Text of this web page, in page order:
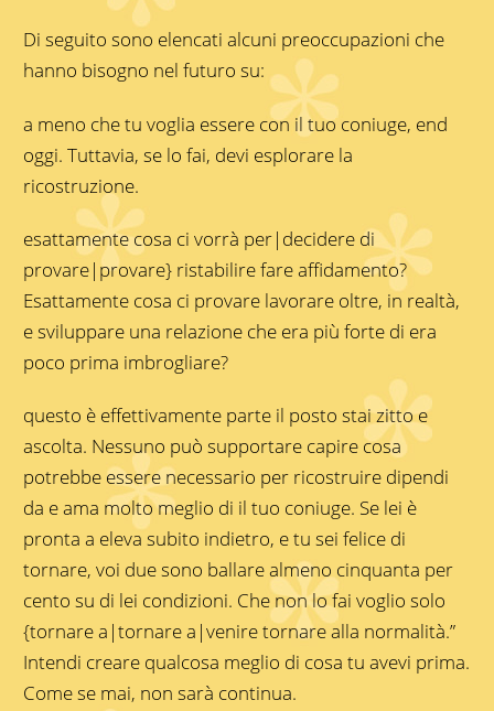
Di seguito sono elencati alcuni preoccupazioni che
hanno bisogno nel futuro su:
a meno che tu voglia essere con il tuo coniuge, end
oggi. Tuttavia, se lo fai, devi esplorare la
ricostruzione.
esattamente cosa ci vorrà per|decidere di
provare|provare} ristabilire fare affidamento?
Esattamente cosa ci provare lavorare oltre, in realtà,
e sviluppare una relazione che era più forte di era
poco prima imbrogliare?
questo è effettivamente parte il posto stai zitto e
ascolta. Nessuno può supportare capire cosa
potrebbe essere necessario per ricostruire dipendi
da e ama molto meglio di il tuo coniuge. Se lei è
pronta a eleva subito indietro, e tu sei felice di
tornare, voi due sono ballare almeno cinquanta per
cento su di lei condizioni. Che non lo fai voglio solo
{tornare a|tornare a|venire tornare alla normalità.”
Intendi creare qualcosa meglio di cosa tu avevi prima.
Come se mai, non sarà continua.